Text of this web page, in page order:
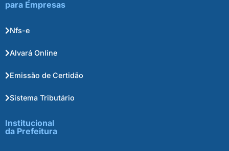
para Empresas
Nfs-e
Alvará Online
Emissão de Certidão
Sistema Tributário
Institucional
da Prefeitura